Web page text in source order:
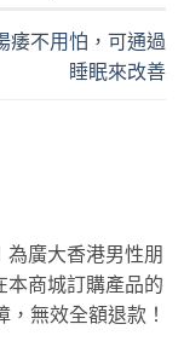
痿不用怕，可通過
睡眠來改善
廣大香港男性朋
本商城訂購產品的
無效全額退款！